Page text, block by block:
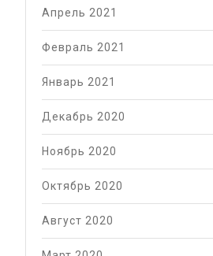
Апрель 2021
Февраль 2021
Январь 2021
Декабрь 2020
Ноябрь 2020
Октябрь 2020
Август 2020